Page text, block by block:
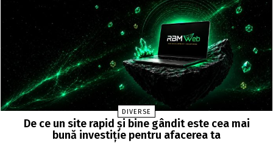
DIVERSE
De ce un site rapid și bine gândit este cea mai
bună investiție pentru afacerea ta